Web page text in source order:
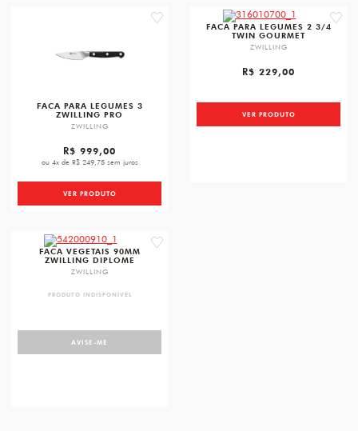
favorite
FACA PARA LEGUMES 3
ZWILLING PRO
ZWILLING
R$ 999,00
ou 4x de R$ 249,75 sem juros
VER PRODUTO
FACA PARA LEGUMES 2 3/4
TWIN GOURMET
ZWILLING
R$ 229,00
VER PRODUTO
favorite
FACA VEGETAIS 90MM
ZWILLING DIPLOME
ZWILLING
PRODUTO INDISPONÍVEL
AVISE-ME